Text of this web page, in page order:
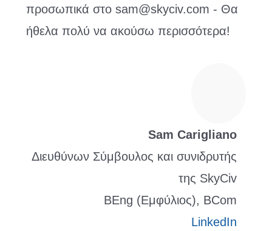
προσωπικά στο sam@skyciv.com - Θα
ήθελα πολύ να ακούσω περισσότερα!
Sam Carigliano
Διευθύνων Σύμβουλος και συνιδρυτής
της SkyCiv
BEng (Εμφύλιος), BCom
LinkedIn